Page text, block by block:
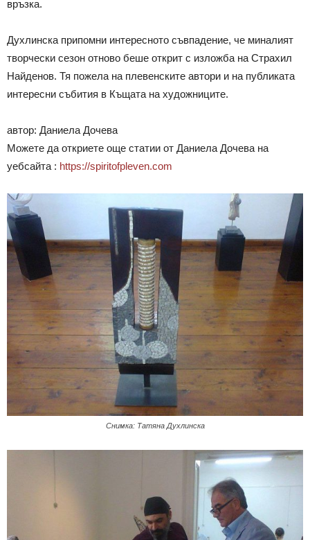
връзка.
Духлинска припомни интересното съвпадение, че миналият
творчески сезон отново беше открит с изложба на Страхил
Найденов. Тя пожела на плевенските автори и на публиката
интересни събития в Къщата на художниците.
автор: Даниела Дочева
Можете да откриете още статии от Даниела Дочева на
уебсайта : https://spiritofpleven.com
Снимка: Татяна Духлинска